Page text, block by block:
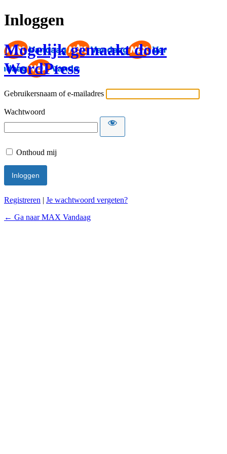
Inloggen
Mogelijk gemaakt door
WordPress
Gebruikersnaam of e-mailadres
Wachtwoord
Onthoud mij
Registreren | Je wachtwoord vergeten?
← Ga naar MAX Vandaag